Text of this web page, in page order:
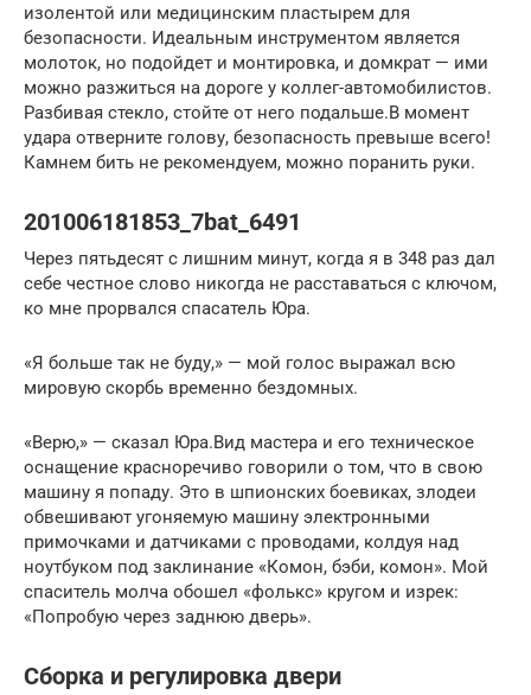
изолентой или медицинским пластырем для
безопасности. Идеальным инструментом является
молоток, но подойдет и монтировка, и домкрат — ими
можно разжиться на дороге у коллег-автомобилистов.
Разбивая стекло, стойте от него подальше.В момент
удара отверните голову, безопасность превыше всего!
Камнем бить не рекомендуем, можно поранить руки.
201006181853_7bat_6491
Через пятьдесят с лишним минут, когда я в 348 раз дал
себе честное слово никогда не расставаться с ключом,
ко мне прорвался спасатель Юра.
«Я больше так не буду,» — мой голос выражал всю
мировую скорбь временно бездомных.
«Верю,» — сказал Юра.Вид мастера и его техническое
оснащение красноречиво говорили о том, что в свою
машину я попаду. Это в шпионских боевиках, злодеи
обвешивают угоняемую машину электронными
примочками и датчиками с проводами, колдуя над
ноутбуком под заклинание «Комон, бэби, комон». Мой
спаситель молча обошел «фолькс» кругом и изрек:
«Попробую через заднюю дверь».
Сборка и регулировка двери